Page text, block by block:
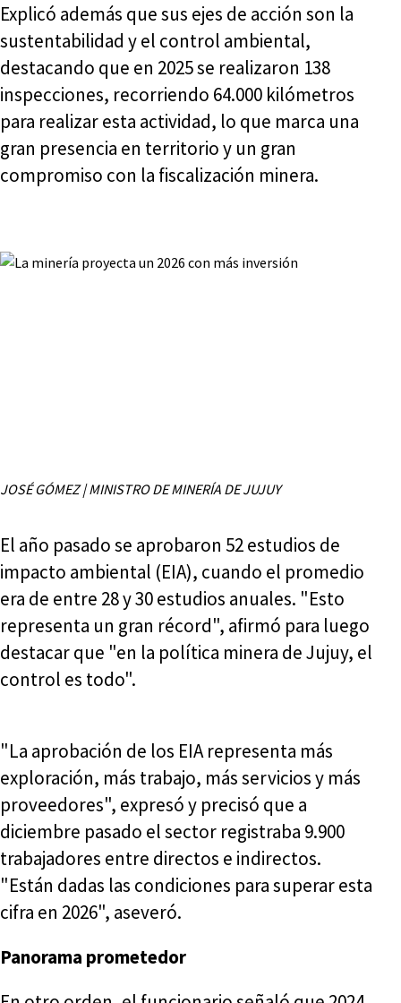
Explicó además que sus ejes de acción son la
sustentabilidad y el control ambiental,
destacando que en 2025 se realizaron 138
inspecciones, recorriendo 64.000 kilómetros
para realizar esta actividad, lo que marca una
gran presencia en territorio y un gran
compromiso con la fiscalización minera.
JOSÉ GÓMEZ | MINISTRO DE MINERÍA DE JUJUY
El año pasado se aprobaron 52 estudios de
impacto ambiental (EIA), cuando el promedio
era de entre 28 y 30 estudios anuales. "Esto
representa un gran récord", afirmó para luego
destacar que "en la política minera de Jujuy, el
control es todo".
"La aprobación de los EIA representa más
exploración, más trabajo, más servicios y más
proveedores", expresó y precisó que a
diciembre pasado el sector registraba 9.900
trabajadores entre directos e indirectos.
"Están dadas las condiciones para superar esta
cifra en 2026", aseveró.
Panorama prometedor